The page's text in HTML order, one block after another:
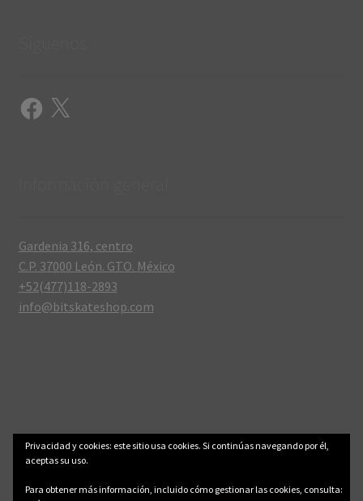
Facebook
X
Gardenia 316, centro
C.P. 37000 León. GTO. México
+52(477)118-2893
info@bitskateshop.com
© .: BitSkateShop :. 2006-2026 Aviso legal y privacidad
Privacidad y cookies: este sitio usa cookies. Si continúas navegando por él,
aceptas su uso.
Para obtener más información, incluido cómo gestionar las cookies, consulta: